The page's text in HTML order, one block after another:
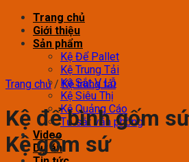
Trang chủ
Giới thiệu
Sản phẩm
Kệ Để Pallet
Kệ Trung Tải
Kệ Sắt V Lỗ
Kệ Siêu Thị
Kệ Quảng Cáo
Tủ sắt văn phòng
Video
Dự án
Trang chủ / Kệ trung tải
Kệ để bình gốm
Kệ gốm sứ